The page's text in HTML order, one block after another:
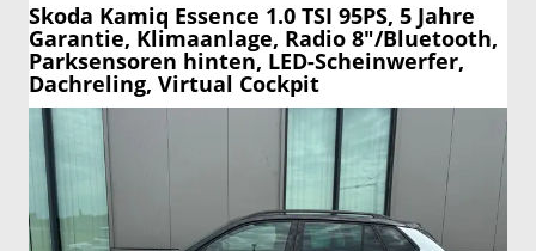
Skoda Kamiq Essence 1.0 TSI 95PS, 5 Jahre
Garantie, Klimaanlage, Radio 8"/Bluetooth,
Parksensoren hinten, LED-Scheinwerfer,
Dachreling, Virtual Cockpit